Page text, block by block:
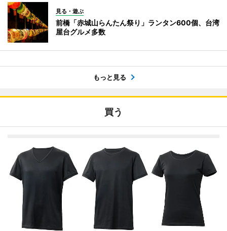
見る・遊ぶ
前橋「赤城山らんたん祭り」ランタン600個、台湾
屋台グルメ多数
もっと見る
買う